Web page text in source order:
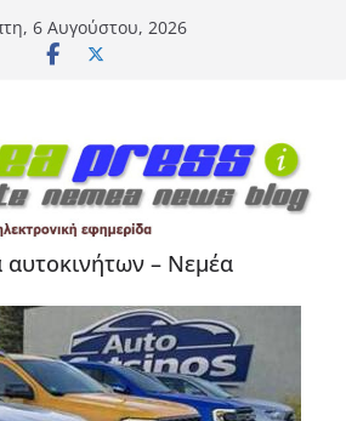
6 Αυγούστου, 2026
αυτοκινήτων – Νεμέα